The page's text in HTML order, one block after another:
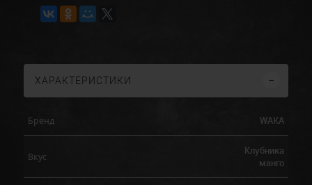
ХАРАКТЕРИСТИКИ
Бренд WAKA
Вкус
Клубника
манго